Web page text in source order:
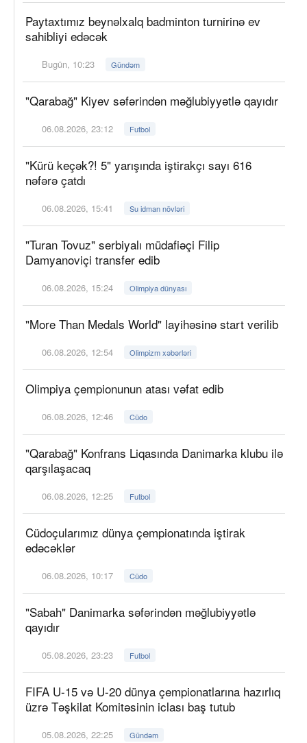
Paytaxtımız beynəlxalq badminton turnirinə ev
sahibliyi edəcək
Bugün, 10:23 Gündəm
"Qarabağ" Kiyev səfərindən məğlubiyyətlə qayıdır
06.08.2026, 23:12 Futbol
"Kürü keçək?! 5" yarışında iştirakçı sayı 616
nəfərə çatdı
06.08.2026, 15:41 Su idman növləri
"Turan Tovuz" serbiyalı müdafiəçi Filip
Damyanoviçi transfer edib
06.08.2026, 15:24 Olimpiya dünyası
"More Than Medals World" layihəsinə start verilib
06.08.2026, 12:54 Olimpizm xəbərləri
Olimpiya çempionunun atası vəfat edib
06.08.2026, 12:46 Cüdo
"Qarabağ" Konfrans Liqasında Danimarka klubu ilə
qarşılaşacaq
06.08.2026, 12:25 Futbol
Cüdoçularımız dünya çempionatında iştirak
edəcəklər
06.08.2026, 10:17 Cüdo
"Sabah" Danimarka səfərindən məğlubiyyətlə
qayıdır
05.08.2026, 23:23 Futbol
FIFA U-15 və U-20 dünya çempionatlarına hazırlıq
üzrə Təşkilat Komitəsinin iclası baş tutub
05.08.2026, 22:25 Gündəm